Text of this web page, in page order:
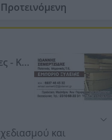
Προτεινόμενη
- Κοπ
και